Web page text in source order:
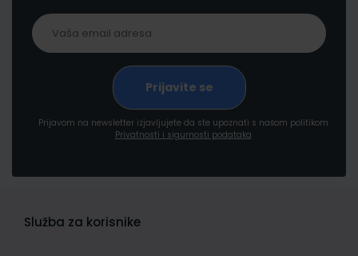
Prijavom na newsletter izjavljujete da ste upoznati s našom politikom
Privatnosti i sigurnosti podataka
Služba za korisnike